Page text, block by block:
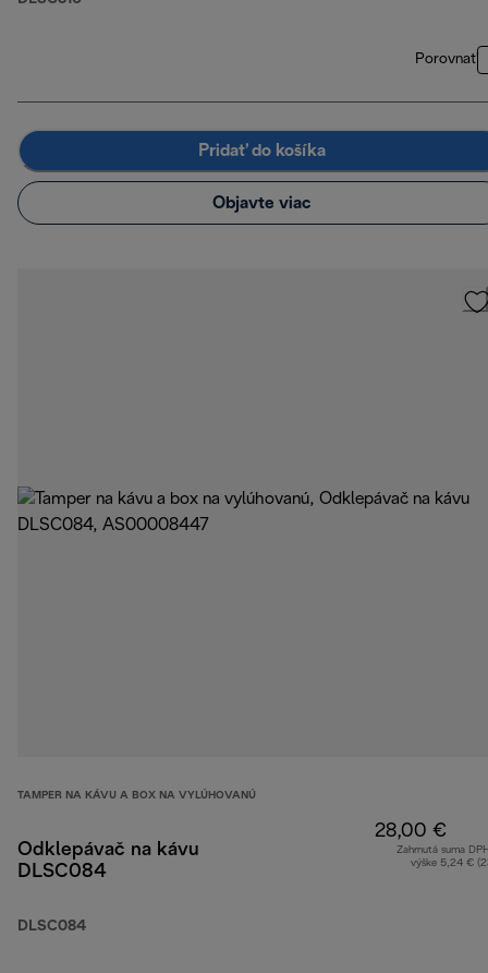
Porovnať
Pridať do košíka
Objavte viac
TAMPER NA KÁVU A BOX NA VYLÚHOVANÚ
Odklepávač na kávu
DLSC084
DLSC084
28,00 €
Zahrnutá suma
výške 5,24 €